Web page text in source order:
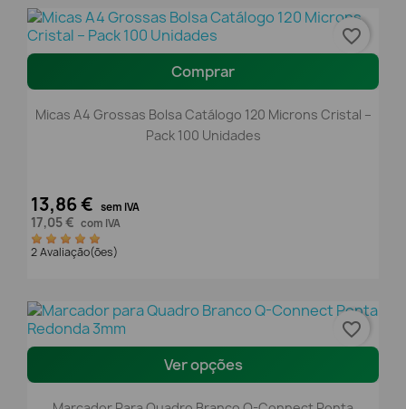
Comprar
Micas A4 Grossas Bolsa Catálogo 120 Microns Cristal –
Pack 100 Unidades
13,86 € sem IVA
17,05 € com IVA
2 Avaliação(ões)
favorite_border
Ver opções
favorite_border